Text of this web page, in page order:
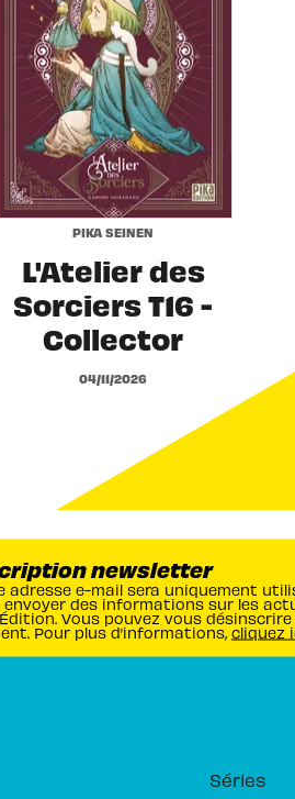
PIKA SEINEN
L'Atelier des
Sorciers T16 -
Collector
04/11/2026
newsletter
adresse e-mail sera uniquement
envoyer des informations sur les
Vous pouvez vous
Pour plus d’informations, cliquez
Séries